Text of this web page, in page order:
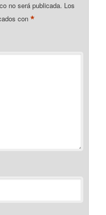
no será publicada. Los
con*